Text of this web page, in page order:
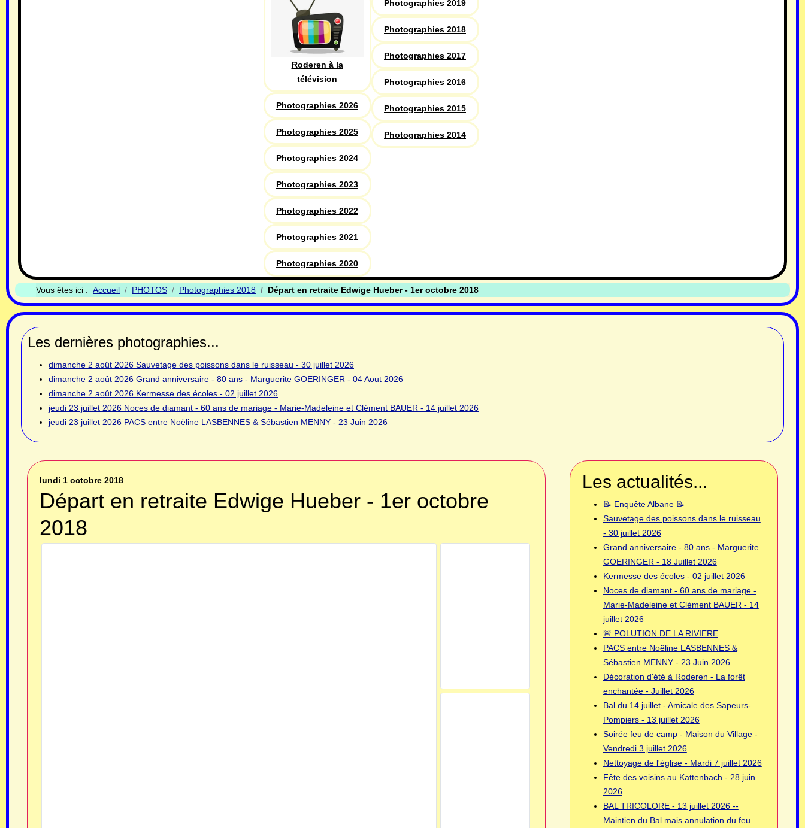
Roderen à la
télévision
Photographies 2026
Photographies 2025
Photographies 2024
Photographies 2023
Photographies 2022
Photographies 2021
Photographies 2020
Photographies 2019
Photographies 2018
Photographies 2017
Photographies 2016
Photographies 2015
Photographies 2014
Vous êtes ici : Accueil PHOTOS Photographies 2018 Départ en retraite Edwige Hueber - 1er octobre 2018
Les dernières photographies...
dimanche 2 août 2026 Sauvetage des poissons dans le ruisseau - 30 juillet 2026
dimanche 2 août 2026 Grand anniversaire - 80 ans - Marguerite GOERINGER - 04 Aout 2026
dimanche 2 août 2026 Kermesse des écoles - 02 juillet 2026
jeudi 23 juillet 2026 Noces de diamant - 60 ans de mariage - Marie-Madeleine et Clément BAUER - 14 juillet 2026
jeudi 23 juillet 2026 PACS entre Noëline LASBENNES & Sébastien MENNY - 23 Juin 2026
lundi 1 octobre 2018
Départ en retraite Edwige Hueber - 1er octobre
2018
Les actualités...
📝 Enquête Albane 📝
Sauvetage des poissons dans le ruisseau
- 30 juillet 2026
Grand anniversaire - 80 ans - Marguerite
GOERINGER - 18 Juillet 2026
Kermesse des écoles - 02 juillet 2026
Noces de diamant - 60 ans de mariage -
Marie-Madeleine et Clément BAUER - 14
juillet 2026
🚨 POLUTION DE LA RIVIERE
PACS entre Noëline LASBENNES &
Sébastien MENNY - 23 Juin 2026
Décoration d'été à Roderen - La forêt
enchantée - Juillet 2026
Bal du 14 juillet - Amicale des Sapeurs-
Pompiers - 13 juillet 2026
Soirée feu de camp - Maison du Village -
Vendredi 3 juillet 2026
Nettoyage de l'église - Mardi 7 juillet 2026
Fête des voisins au Kattenbach - 28 juin
2026
BAL TRICOLORE - 13 juillet 2026 --
Maintien du Bal mais annulation du feu